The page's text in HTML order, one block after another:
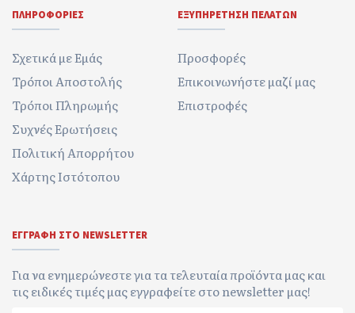
ΠΛΗΡΟΦΟΡΊΕΣ
Σχετικά με Εμάς
Τρόποι Αποστολής
Τρόποι Πληρωμής
Συχνές Ερωτήσεις
Πολιτική Απορρήτου
Χάρτης Ιστότοπου
ΕΞΥΠΗΡΈΤΗΣΗ ΠΕΛΑΤΏΝ
Προσφορές
Επικοινωνήστε μαζί μας
Επιστροφές
ΕΓΓΡΑΦΉ ΣΤΟ NEWSLETTER
Για να ενημερώνεστε για τα τελευταία προϊόντα μας και
τις ειδικές τιμές μας εγγραφείτε στο newsletter μας!